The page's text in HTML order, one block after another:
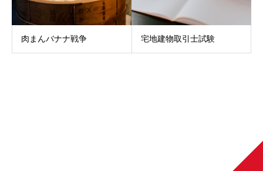
肉まんバナナ戦争 宅地建物取引士試験